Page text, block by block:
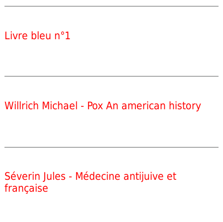
Livre bleu n°1
Willrich Michael - Pox An american history
Séverin Jules - Médecine antijuive et
française